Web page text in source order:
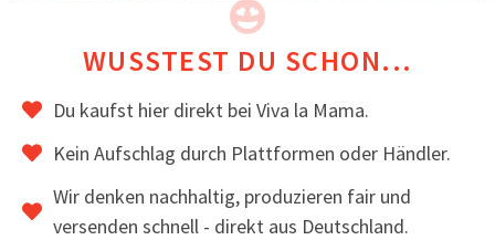
WUSSTEST DU SCHON...
Du kaufst hier direkt bei Viva la Mama.
Kein Aufschlag durch Plattformen oder Händler.
Wir denken nachhaltig, produzieren fair und
versenden schnell - direkt aus Deutschland.